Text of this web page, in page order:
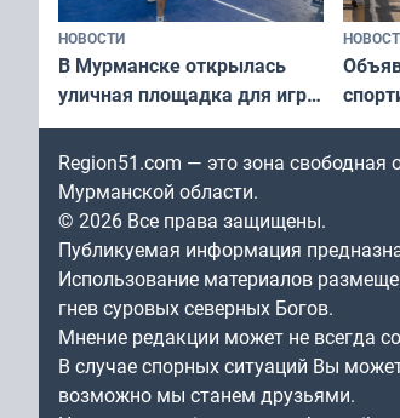
НОВОСТИ
В Мурманске открылась
уличная площадка для игры
в падел
Region51.com — это зона
Мурманской области.
© 2026 Все права защищены.
Публикуемая информация
Использование материалов
гнев суровых северных Богов.
Мнение редакции может не всегда
В случае спорных ситуаций Вы
возможно мы станем друзьями.